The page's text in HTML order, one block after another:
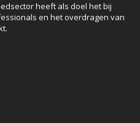
heeft als doel het bij
en het overdragen van